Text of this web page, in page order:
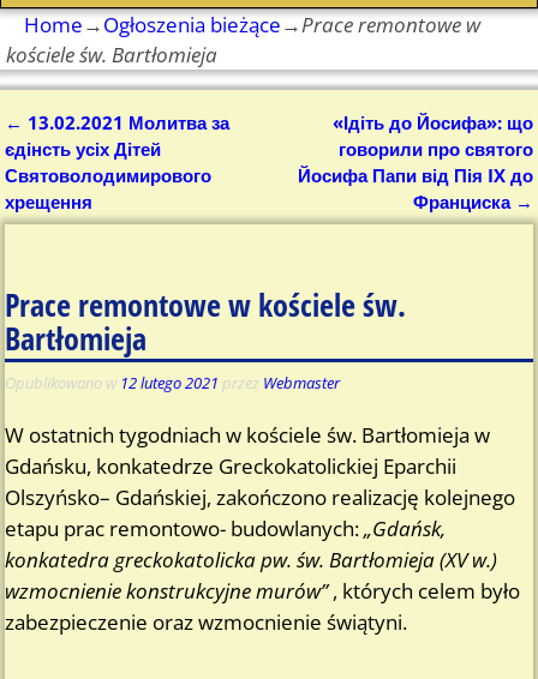
Home→Ogłoszenia bieżące→Prace remontowe w
kościele św. Bartłomieja
Nawigacja
← 13.02.2021 Молитва за
єдінсть усіх Дітей
Святоволодимирового
хрещення
«Ідіть до Йосифа»: що
говорили про святого
Йосифа Папи від Пія IX до
Франциска →
Prace remontowe w kościele św.
Bartłomieja
Opublikowano w 12 lutego 2021 przez Webmaster
W ostatnich tygodniach w kościele św. Bartłomieja w
Gdańsku, konkatedrze Greckokatolickiej Eparchii
Olszyńsko– Gdańskiej, zakończono realizację kolejnego
etapu prac remontowo- budowlanych:„Gdańsk,
konkatedra greckokatolicka pw. św. Bartłomieja (XV w.)
wzmocnienie konstrukcyjne murów”, których celem było
zabezpieczenie oraz wzmocnienie świątyni.